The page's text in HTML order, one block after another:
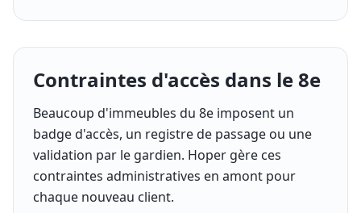
Contraintes d'accès dans le 8e
Beaucoup d'immeubles du 8e imposent un
badge d'accès, un registre de passage ou une
validation par le gardien. Hoper gère ces
contraintes administratives en amont pour
chaque nouveau client.